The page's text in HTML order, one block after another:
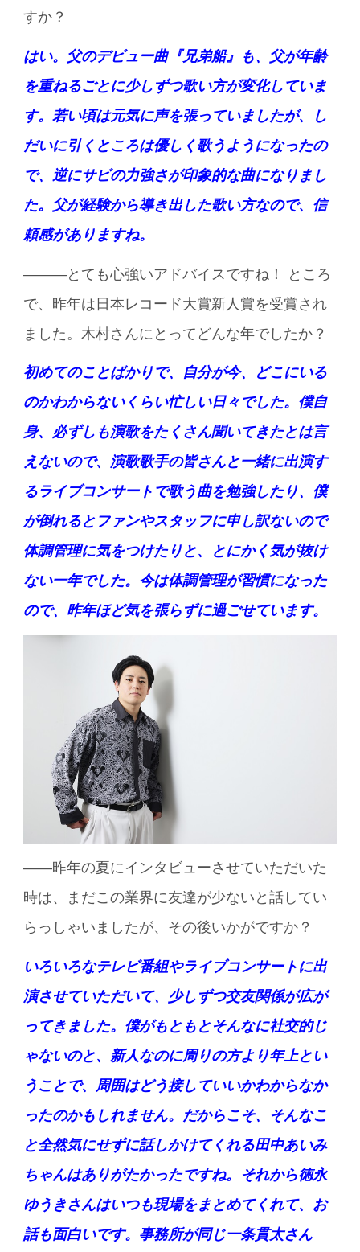
すか？
はい。父のデビュー曲『兄弟船』も、父が年齢
を重ねるごとに少しずつ歌い方が変化していま
す。若い頃は元気に声を張っていましたが、し
だいに引くところは優しく歌うようになったの
で、逆にサビの力強さが印象的な曲になりまし
た。父が経験から導き出した歌い方なので、信
頼感がありますね。
———とても心強いアドバイスですね！ ところ
で、昨年は日本レコード大賞新人賞を受賞され
ました。木村さんにとってどんな年でしたか？
初めてのことばかりで、自分が今、どこにいる
のかわからないくらい忙しい日々でした。僕自
身、必ずしも演歌をたくさん聞いてきたとは言
えないので、演歌歌手の皆さんと一緒に出演す
るライブコンサートで歌う曲を勉強したり、僕
が倒れるとファンやスタッフに申し訳ないので
体調管理に気をつけたりと、とにかく気が抜け
ない一年でした。今は体調管理が習慣になった
ので、昨年ほど気を張らずに過ごせています。
——昨年の夏にインタビューさせていただいた
時は、まだこの業界に友達が少ないと話してい
らっしゃいましたが、その後いかがですか？
いろいろなテレビ番組やライブコンサートに出
演させていただいて、少しずつ交友関係が広が
ってきました。僕がもともとそんなに社交的じ
ゃないのと、新人なのに周りの方より年上とい
うことで、周囲はどう接していいかわからなか
ったのかもしれません。だからこそ、そんなこ
と全然気にせずに話しかけてくれる田中あいみ
ちゃんはありがたかったですね。それから徳永
ゆうきさんはいつも現場をまとめてくれて、お
話も面白いです。事務所が同じ一条貫太さん